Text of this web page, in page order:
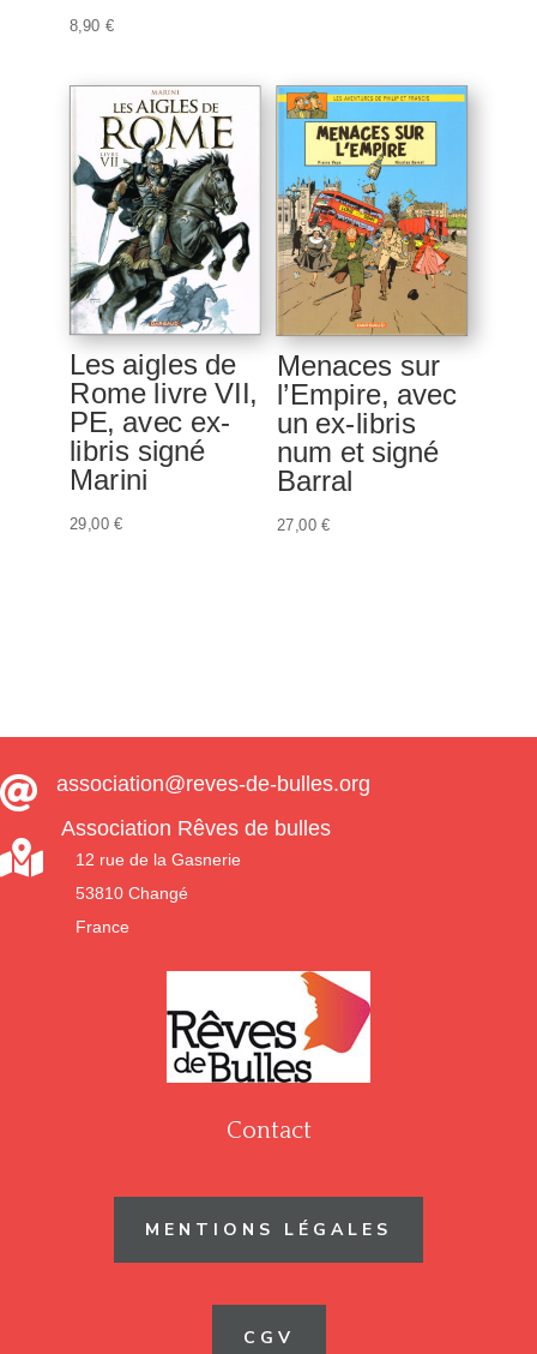
8,90 €
Les aigles de
Rome livre VII,
PE, avec ex-
libris signé
Marini
29,00 €
Menaces sur
l’Empire, avec
un ex-libris
num et signé
Barral
27,00 €
 association@reves-de-bulles.org

Association Rêves de bulles
12 rue de la Gasnerie
53810 Changé
France
Contact
MENTIONS LÉGALES
CGV